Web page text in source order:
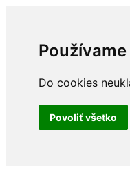
Do cookies
Povoliť všetko